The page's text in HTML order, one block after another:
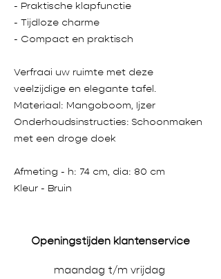
- Praktische klapfunctie
- Tijdloze charme
- Compact en praktisch
Verfraai uw ruimte met deze
veelzijdige en elegante tafel.
Materiaal: Mangoboom, Ijzer
Onderhoudsinstructies: Schoonmaken
met een droge doek
Afmeting - h: 74 cm, dia: 80 cm
Kleur - Bruin
Openingstijden klantenservice
maandag t/m vrijdag